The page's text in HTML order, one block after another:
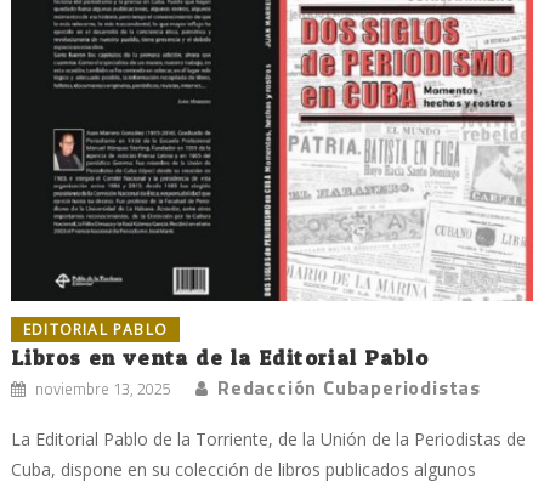
EDITORIAL PABLO
Libros en venta de la Editorial Pablo
noviembre 13, 2025 Redacción Cubaperiodistas
La Editorial Pablo de la Torriente, de la Unión de la Periodistas de
Cuba, dispone en su colección de libros publicados algunos